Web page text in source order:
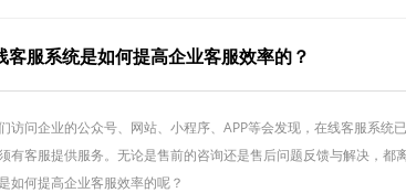
客服系统是如何提高企业客服效率的？
访问企业的公众号、网站、小程序、APP等会发现，在线客服系统
有客服提供服务。无论是售前的咨询还是售后问题反馈与解决，都
如何提高企业客服效率的呢？